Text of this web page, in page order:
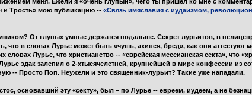
и Трость» мою публикацию -- «Связь имяславия с иудаизмом,
От глупых умные держатся подальше. Секрет лурьитов, в
в словах Лурье может быть «чушь, ахинея, бред», как они аттестуют
Лурье, что христианство -- «еврейская мессианская секта», что
эдак залепил о 2-хтысячелетней, крупнейшей в мире конфессии из
-- Просто Поп. Неужели и это священник-лурьит? Такие уже нападали.
основавший эту «секту», был – по Лурье -- евреем, иудеем, а не